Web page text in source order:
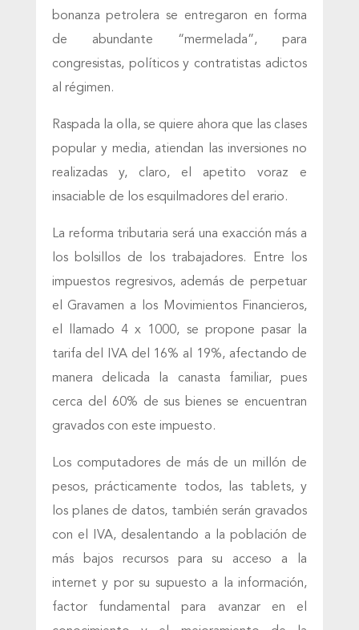
bonanza petrolera se entregaron en forma
de abundante “mermelada”, para
congresistas, políticos y contratistas adictos
al régimen.
Raspada la olla, se quiere ahora que las clases
popular y media, atiendan las inversiones no
realizadas y, claro, el apetito voraz e
insaciable de los esquilmadores del erario.
La reforma tributaria será una exacción más a
los bolsillos de los trabajadores. Entre los
impuestos regresivos, además de perpetuar
el Gravamen a los Movimientos Financieros,
el llamado 4 x 1000, se propone pasar la
tarifa del IVA del 16% al 19%, afectando de
manera delicada la canasta familiar, pues
cerca del 60% de sus bienes se encuentran
gravados con este impuesto.
Los computadores de más de un millón de
pesos, prácticamente todos, las tablets, y
los planes de datos, también serán gravados
con el IVA, desalentando a la población de
más bajos recursos para su acceso a la
internet y por su supuesto a la información,
factor fundamental para avanzar en el